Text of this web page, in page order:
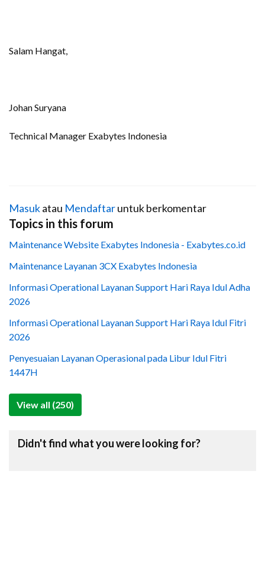
Salam Hangat,
Johan Suryana
Technical Manager Exabytes Indonesia
Masukatau Mendaftaruntuk berkomentar
Topics in this forum
Maintenance Website Exabytes Indonesia - Exabytes.co.id
Maintenance Layanan 3CX Exabytes Indonesia
Informasi Operational Layanan Support Hari Raya Idul Adha
2026
Informasi Operational Layanan Support Hari Raya Idul Fitri
2026
Penyesuaian Layanan Operasional pada Libur Idul Fitri
1447H
View all (250)
Didn't find what you were looking for?